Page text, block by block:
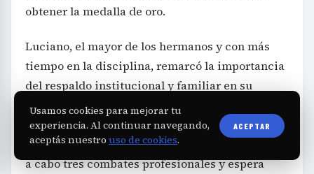
obtener la medalla de oro.
Luciano, el mayor de los hermanos y con más
tiempo en la disciplina, remarcó la importancia
del respaldo institucional y familiar en su
carrera, aunque también reconoció el sacrificio
personal que implica la preparación y el
alejamiento de sus seres queridos. En 2026 llevó
a cabo tres combates profesionales y espera
Usamos cookies para mejorar tu
experiencia. Al continuar navegando,
aceptás nuestro uso de cookies.
ACEPTAR